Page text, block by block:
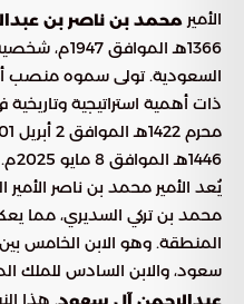
الأمير محمد بن ناصر بن
1366هـ
السعودية. تولى سموه منصب
1446هـ الموافق 8 مايو 2025م.
يُعد الأمير محمد بن ناصر الأمير
محمد بن تركي السديري، مما
المنطقة. وهو الابن الخامس بين
سعود، والابن السادس للملك
. هذا